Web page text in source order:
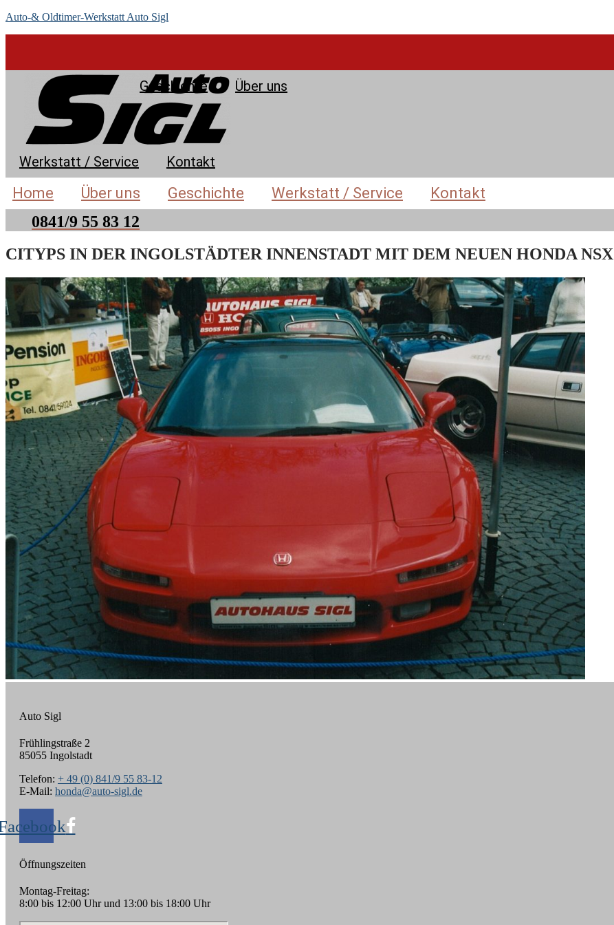
Auto-& Oldtimer-Werkstatt Auto Sigl
Geschichte Über uns
Werkstatt / Service Kontakt
Home Über uns Geschichte Werkstatt / Service Kontakt
Jetzt anrufen
0841/9 55 83 12
CITYPS IN DER INGOLSTÄDTER INNENSTADT MIT DEM NEUEN HONDA NSX
Auto Sigl
Frühlingstraße 2
85055 Ingolstadt
Telefon: + 49 (0) 841/9 55 83-12
E-Mail: honda@auto-sigl.de
Öffnungszeiten
Montag-Freitag:
8:00 bis 12:00 Uhr und 13:00 bis 18:00 Uhr